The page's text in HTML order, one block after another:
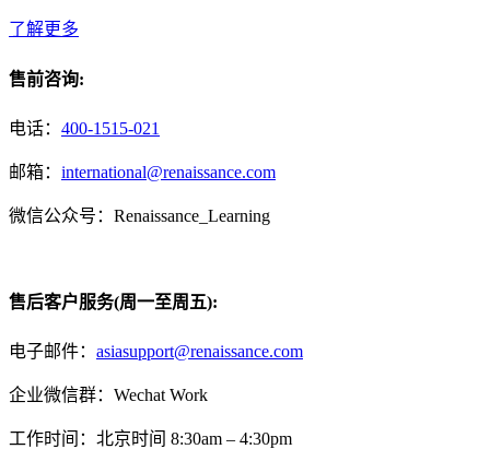
了解更多
售前咨询:
电话： 400-1515-021
邮箱： international@renaissance.com
微信公众号：Renaissance_Learning
售后客户服务(周一至周五):
电子邮件： asiasupport@renaissance.com
企业微信群：Wechat Work
工作时间：北京时间 8:30am – 4:30pm